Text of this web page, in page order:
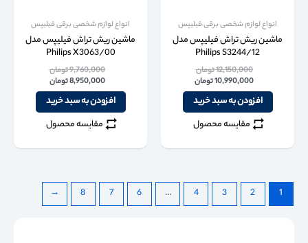
انواع لوازم شخصی برقی فیلیپس
ماشین ریش تراش فیلیپس مدل
Philips S3244/12
12,150,000تومان
10,990,000تومان
افزودن به سبد خرید
مقایسه محصول
انواع لوازم شخصی برقی فیلیپس
ماشین ریش تراش فیلیپس مدل
Philips X3063/00
9,760,000تومان
8,950,000تومان
افزودن به سبد خرید
مقایسه محصول
1
2
3
4
…
6
7
8
←